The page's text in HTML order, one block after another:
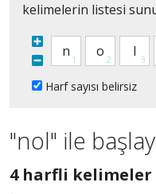
kelimelerin listesi
Harf sayısı belirsiz
"nol" ile
4 harfli kelimeler